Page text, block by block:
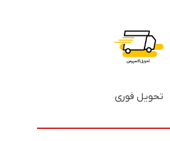
تحویل فوری